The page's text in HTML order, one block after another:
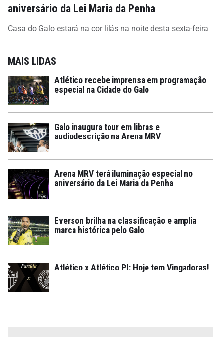
aniversário da Lei Maria da Penha
Casa do Galo estará na cor lilás na noite desta sexta-feira
MAIS LIDAS
Atlético recebe imprensa em programação
especial na Cidade do Galo
Galo inaugura tour em libras e
audiodescrição na Arena MRV
Arena MRV terá iluminação especial no
aniversário da Lei Maria da Penha
Everson brilha na classificação e amplia
marca histórica pelo Galo
Atlético x Atlético PI: Hoje tem Vingadoras!